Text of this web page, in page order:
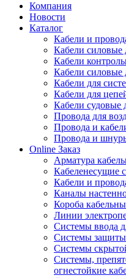
Компания
Новости
Каталог
Кабели и
Кабели силовые
Кабели
Кабели силовые
Кабели для
Кабели для
Кабели судовые
Провода для
Провода и
Провода и
Online Заказ
Арматура
Кабеленесущие
Кабели и
Каналы
Короба
Линии
Системы ввода
Системы
Системы
Системы,
огнестойкие